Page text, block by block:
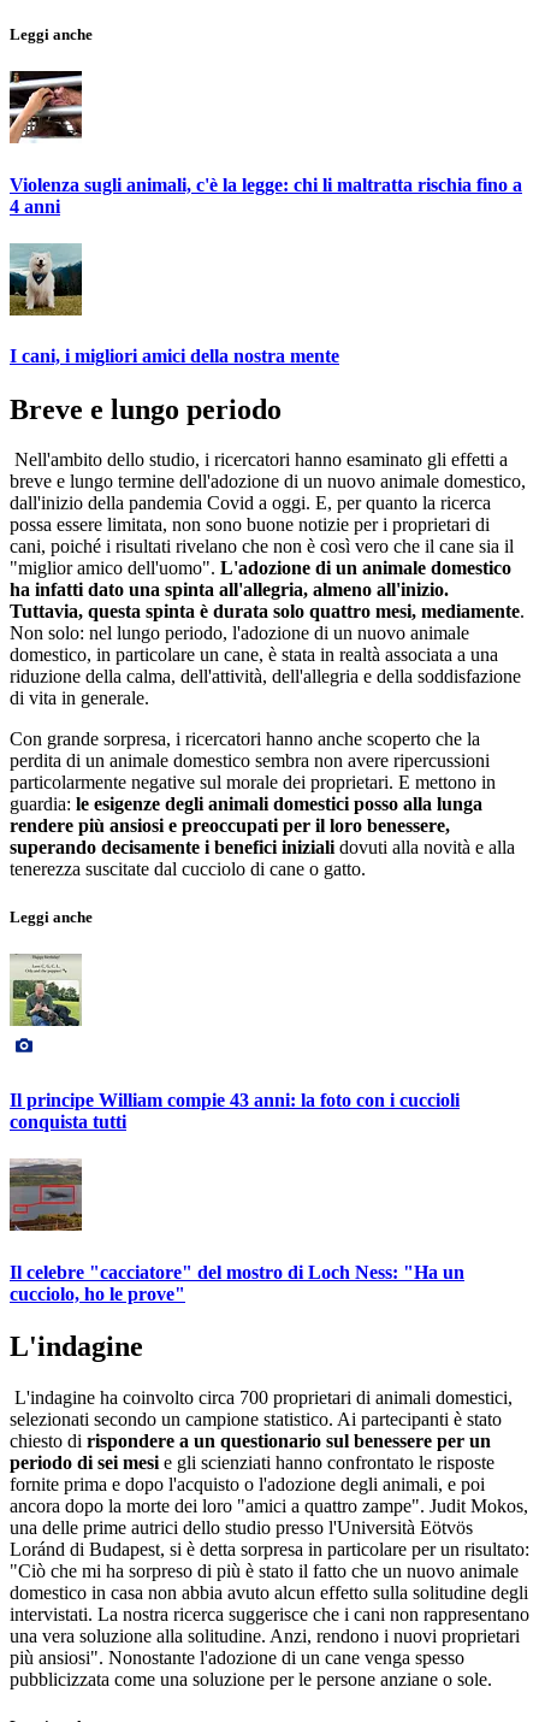
Leggi anche
Violenza sugli animali, c'è la legge: chi li maltratta rischia fino a
4 anni
I cani, i migliori amici della nostra mente
Breve e lungo periodo
Nell'ambito dello studio, i ricercatori hanno esaminato gli effetti a
breve e lungo termine dell'adozione di un nuovo animale domestico,
dall'inizio della pandemia Covid a oggi. E, per quanto la ricerca
possa essere limitata, non sono buone notizie per i proprietari di
cani, poiché i risultati rivelano che non è così vero che il cane sia il
"miglior amico dell'uomo". L'adozione di un animale domestico
ha infatti dato una spinta all'allegria, almeno all'inizio.
Tuttavia, questa spinta è durata solo quattro mesi, mediamente.
Non solo: nel lungo periodo, l'adozione di un nuovo animale
domestico, in particolare un cane, è stata in realtà associata a una
riduzione della calma, dell'attività, dell'allegria e della soddisfazione
di vita in generale.
Con grande sorpresa, i ricercatori hanno anche scoperto che la
perdita di un animale domestico sembra non avere ripercussioni
particolarmente negative sul morale dei proprietari. E mettono in
guardia: le esigenze degli animali domestici posso alla lunga
rendere più ansiosi e preoccupati per il loro benessere,
superando decisamente i benefici inizialidovuti alla novità e alla
tenerezza suscitate dal cucciolo di cane o gatto.
Leggi anche
Il principe William compie 43 anni: la foto con i cuccioli
conquista tutti
Il celebre "cacciatore" del mostro di Loch Ness: "Ha un
cucciolo, ho le prove"
L'indagine
L'indagine ha coinvolto circa 700 proprietari di animali domestici,
selezionati secondo un campione statistico. Ai partecipanti è stato
chiesto di rispondere a un questionario sul benessere per un
periodo di sei mesi e gli scienziati hanno confrontato le risposte
fornite prima e dopo l'acquisto o l'adozione degli animali, e poi
ancora dopo la morte dei loro "amici a quattro zampe". Judit Mokos,
una delle prime autrici dello studio presso l'Università Eötvös
Loránd di Budapest, si è detta sorpresa in particolare per un risultato:
"Ciò che mi ha sorpreso di più è stato il fatto che un nuovo animale
domestico in casa non abbia avuto alcun effetto sulla solitudine degli
intervistati. La nostra ricerca suggerisce che i cani non rappresentano
una vera soluzione alla solitudine. Anzi, rendono i nuovi proprietari
più ansiosi". Nonostante l'adozione di un cane venga spesso
pubblicizzata come una soluzione per le persone anziane o sole.